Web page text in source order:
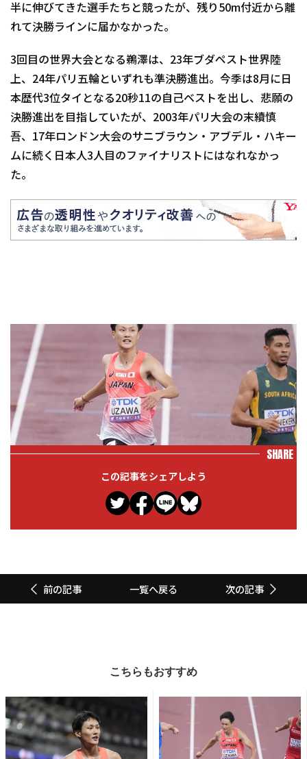
半に伸びてきた選手たちと競ったが、残り50m付近から離
れて決勝ラインに届かなかった。
3回目の世界大会となる鵜澤は、23年ブダペスト世界陸
上、24年パリ五輪といずれも準決勝進出。今季は8月に日
本歴代3位タイとなる20秒11の自己ベストを出し、悲願の
決勝進出を目指していたが、2003年パリ大会の末續慎
吾、17年ロンドン大会のサニブラウン・アブデル・ハキー
ムに続く日本人3人目のファイナリストにはなれなかっ
た。
SHARE
この記事をシェアしよう
前の記事 一覧へ戻る 次の記事
こちらもおすすめ